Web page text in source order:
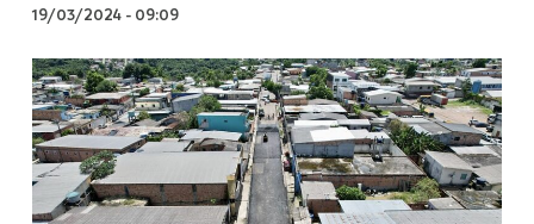
19/03/2024- 09:09